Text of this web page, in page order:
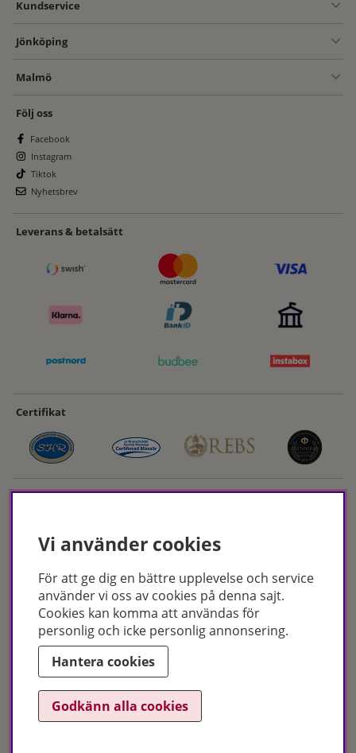
Kundservice
Jönköping
Malmö
Följ oss
Facebook
Instagram
Tiktok
Nyhetsbrev
Leverans & betalsätt
Certifikat
Hudoteket erbjuder ett noga utvalt sortiment inom hudvård, hårvård och
makeup – både online och i butik. Med över 50 års erfarenhet och
utbildade hudterapeuter hjälper vi dig att hitta rätt produkter och
behandlingar för just dina behov. Handla enkelt på hudoteket.se eller
besök oss i Jönköping och Malmö.
Copyright © Hudoteket 2025
Vi använder cookies
För att ge dig en bättre upplevelse och service
använder vi oss av cookies på denna sajt.
Cookies kan komma att användas för
personlig och icke personlig annonsering.
Hantera cookies
Godkänn alla cookies